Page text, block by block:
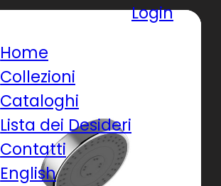
Home
Collezioni
Cataloghi
Lista dei Desideri
Contatti
English
Login